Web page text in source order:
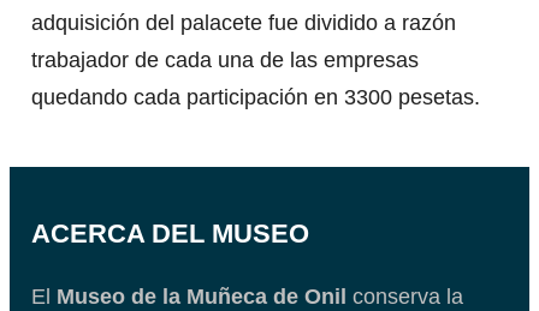
adquisición del palacete fue dividido a razón
trabajador de cada una de las empresas
quedando cada participación en 3300 pesetas.
ACERCA DEL MUSEO
El Museo de la Muñeca de Onil conserva la